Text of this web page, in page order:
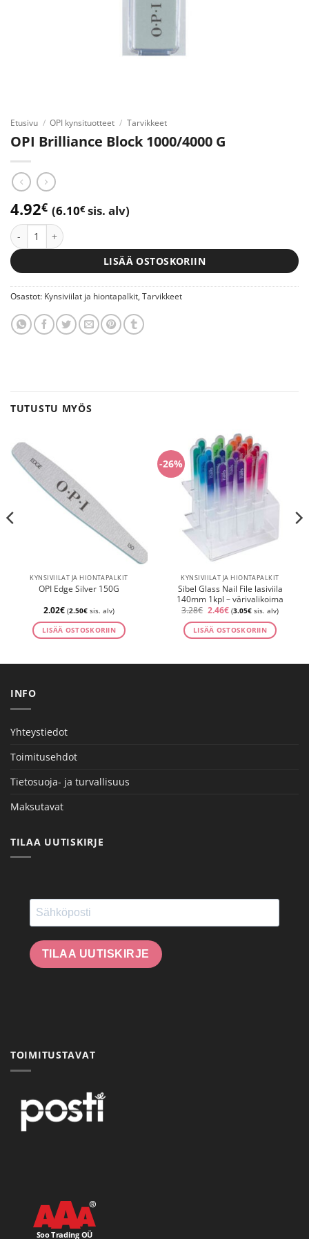
Etusivu / OPI kynsituotteet / Tarvikkeet
OPI Brilliance Block 1000/4000 G
4.92€ (6.10€sis. alv)
OPI Brilliance Block 1000/4000 G määrä
LISÄÄ OSTOSKORIIN
Osastot: Kynsiviilat ja hiontapalkit Tarvikkeet
TUTUSTU MYÖS
KYNSIVIILAT JA HIONTAPALKIT
OPI Edge Silver 150G
2.02€ (2.50€ sis. alv)
LISÄÄ OSTOSKORIIN
-26%
KYNSIVIILAT JA HIONTAPALKIT
Sibel Glass Nail File lasiviila
140mm 1kpl – värivalikoima
3.28€ Alkuperäinen
oli:
3.28€.
2.46€Nykyinen
hinta
on:
2.46€.
(3.05€sis. alv)
LISÄÄ OSTOSKORIIN
INFO
Yhteystiedot
Toimitusehdot
Tietosuoja- ja turvallisuus
Maksutavat
TILAA UUTISKIRJE
TILAA UUTISKIRJE
TOIMITUSTAVAT